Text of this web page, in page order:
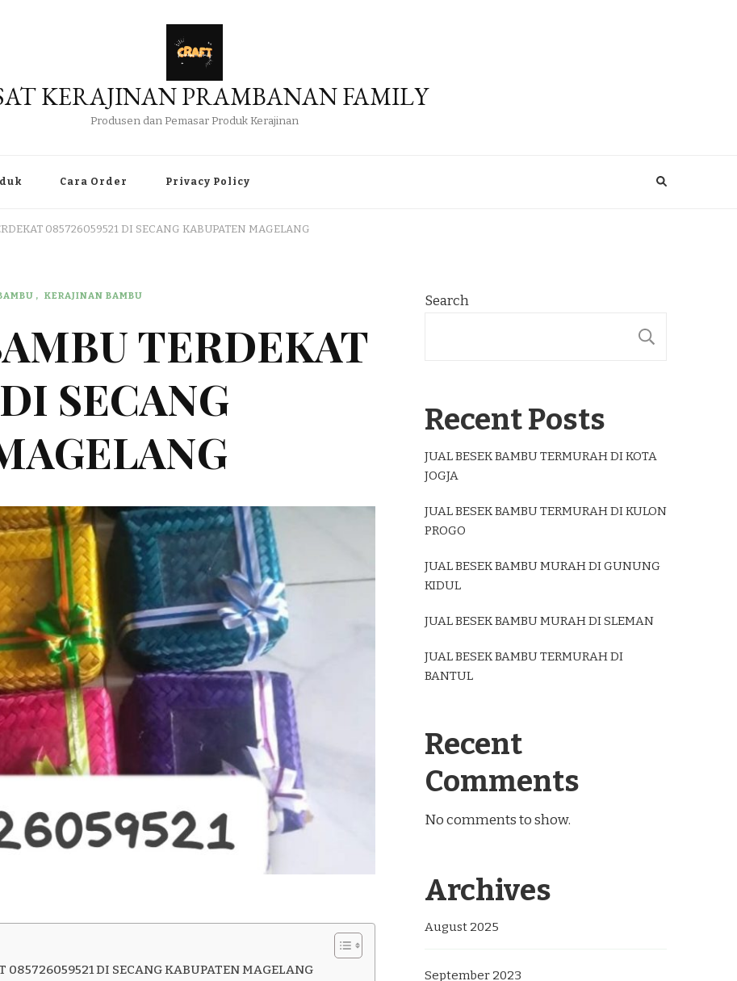
KERAJINAN PRAMBANAN FAMILY
Produsen dan Pemasar Produk Kerajinan
Cara Order Privacy Policy
085726059521 DI SECANG KABUPATEN MAGELANG
KERAJINAN BAMBU
TERDEKAT
SECANG
085726059521 DI SECANG KABUPATEN MAGELANG
Search
Recent Posts
JUAL BESEK BAMBU TERMURAH DI KOTA
JOGJA
JUAL BESEK BAMBU TERMURAH DI KULON
PROGO
JUAL BESEK BAMBU MURAH DI GUNUNG
KIDUL
JUAL BESEK BAMBU MURAH DI SLEMAN
JUAL BESEK BAMBU TERMURAH DI
BANTUL
Recent
Comments
No comments to show.
Archives
August 2025
September 2023